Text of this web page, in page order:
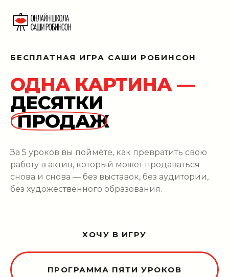
БЕСПЛАТНАЯ ИГРА САШИ РОБИНСОН
ОДНА КАРТИНА —
ДЕСЯТКИ
ПРОДАЖ
За 5 уроков вы поймёте, как превратить свою
работу в актив, который может продаваться
снова и снова — без выставок, без аудитории,
без художественного образования.
ХОЧУ В ИГРУ
ПРОГРАММА ПЯТИ УРОКОВ